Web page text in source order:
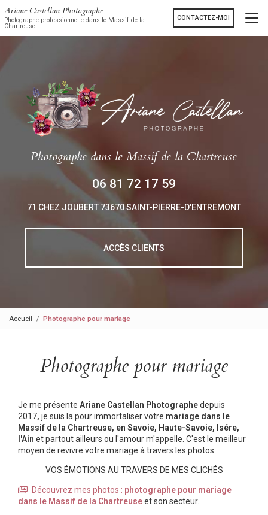
au
contenu
Ariane Castellan Photographe
Photographe professionnelle dans le Massif de la
Chartreuse
CONTACTEZ-MOI
Photographedans le Massif de la Chartreuse
06 81 72 17 59
71 CHEZ JOUBERT 73670 SAINT-PIERRE-D'ENTREMONT
ACCÈS CLIENTS
Accueil Photographe pour mariage
Photographe pour mariage
Je me présente Ariane Castellan Photographedepuis
2017, je suis la pour immortaliser votre mariage dans le
Massif de la Chartreuse, en Savoie, Haute-Savoie, Isére,
l'Ain et partout ailleurs ou l'amour m'appelle. C'est le meilleur
moyen de revivre votre mariage à travers les photos.
VOS ÉMOTIONS AU TRAVERS DE MES CLICHÉS
Découvrez mes photos : photographe pour mariage
dans le Massif de la Chartreuseet son secteur.